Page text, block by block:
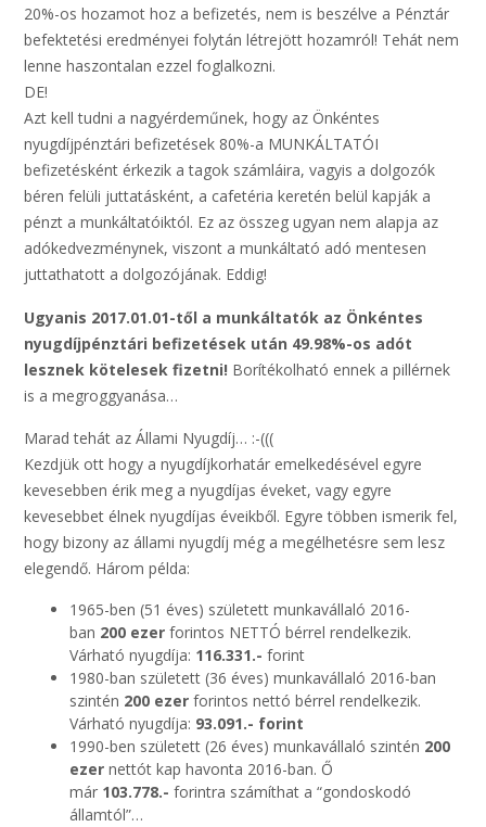
20%-os hozamot hoz a befizetés, nem is beszélve a Pénztár
befektetési eredményei folytán létrejött hozamról! Tehát nem
lenne haszontalan ezzel foglalkozni.
DE!
Azt kell tudni a nagyérdeműnek, hogy az Önkéntes
nyugdíjpénztári befizetések 80%-a MUNKÁLTATÓI
befizetésként érkezik a tagok számláira, vagyis a dolgozók
béren felüli juttatásként, a cafetéria keretén belül kapják a
pénzt a munkáltatóiktól. Ez az összeg ugyan nem alapja az
adókedvezménynek, viszont a munkáltató adó mentesen
juttathatott a dolgozójának. Eddig!
Ugyanis 2017.01.01-től a munkáltatók az Önkéntes
nyugdíjpénztári befizetések után 49.98%-os adót
lesznek kötelesek fizetni! Borítékolható ennek a pillérnek
is a megroggyanása…
Marad tehát az Állami Nyugdíj… :-(((
Kezdjük ott hogy a nyugdíjkorhatár emelkedésével egyre
kevesebben érik meg a nyugdíjas éveket, vagy egyre
kevesebbet élnek nyugdíjas éveikből. Egyre többen ismerik fel,
hogy bizony az állami nyugdíj még a megélhetésre sem lesz
elegendő. Három példa:
1965-ben (51 éves) született munkavállaló 2016-
ban 200 ezer forintos NETTÓ bérrel rendelkezik.
Várható nyugdíja: 116.331.- forint
1980-ban született (36 éves) munkavállaló 2016-ban
szintén 200 ezer forintos nettó bérrel rendelkezik.
Várható nyugdíja: 93.091.- forint
1990-ben született (26 éves) munkavállaló szintén 200
ezer nettót kap havonta 2016-ban. Ő
már 103.778.- forintra számíthat a “gondoskodó
államtól”…